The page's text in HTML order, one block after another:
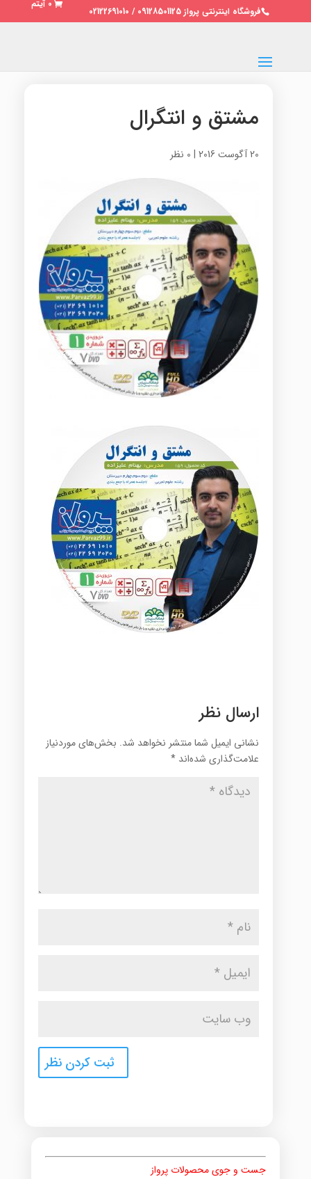
فروشگاه اینترنتی پرواز 09128501125 / 02122691010
0 آیتم
مشتق و انتگرال
20 آگوست 2016 | 0 نظر
ارسال نظر
نشانی ایمیل شما منتشر نخواهد شد. بخش‌های موردنیاز
علامت‌گذاری شده‌اند *
جست و جوی محصولات پرواز